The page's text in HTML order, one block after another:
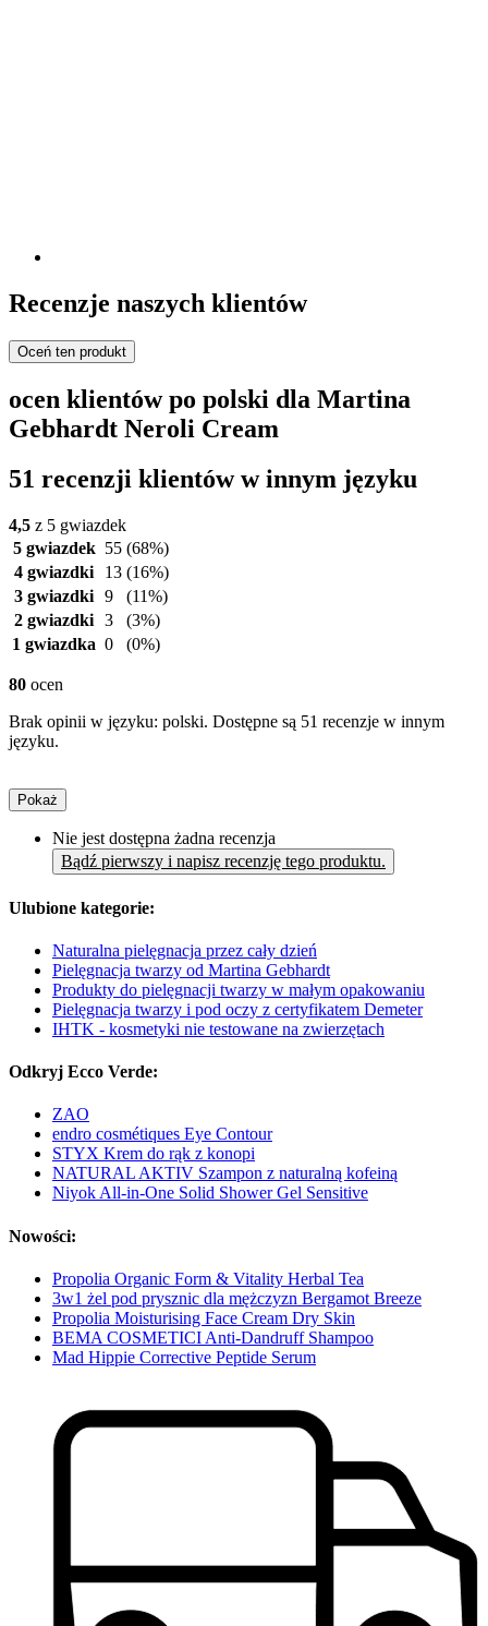
Recenzje naszych klientów
Oceń ten produkt
ocen klientów po polski dla Martina
Gebhardt Neroli Cream
51 recenzji klientów w innym języku
4,5 z 5 gwiazdek
5 gwiazdek 55 (68%)
4 gwiazdki
13 (16%)
3 gwiazdki 9
(11%)
2 gwiazdki 3
(3%)
1 gwiazdka 0 (0%)
80 ocen
Brak opinii w języku: polski. Dostępne są 51 recenzje w innym
języku.
Pokaż
Nie jest dostępna żadna recenzja
Bądź pierwszy i napisz recenzję tego produktu.
Ulubione kategorie:
Naturalna pielęgnacja przez cały dzień
Pielęgnacja twarzy od Martina Gebhardt
Produkty do pielęgnacji twarzy w małym opakowaniu
Pielęgnacja twarzy i pod oczy z certyfikatem Demeter
IHTK - kosmetyki nie testowane na zwierzętach
Odkryj Ecco Verde:
ZAO
endro cosmétiques Eye Contour
STYX Krem do rąk z konopi
NATURAL AKTIV Szampon z naturalną kofeiną
Niyok All-in-One Solid Shower Gel Sensitive
Nowości:
Propolia Organic Form & Vitality Herbal Tea
3w1 żel pod prysznic dla mężczyzn Bergamot Breeze
Propolia Moisturising Face Cream Dry Skin
BEMA COSMETICI Anti-Dandruff Shampoo
Mad Hippie Corrective Peptide Serum